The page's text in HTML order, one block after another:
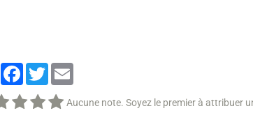
PartagerFacebook
Twitter
Aucune note. Soyez le premier à attribuer